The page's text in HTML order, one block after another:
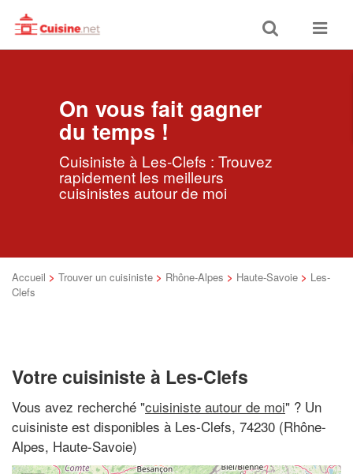
Toggle
search
Toggle
On vous fait gagner
du temps !
Cuisiniste à Les-Clefs : Trouvez
rapidement les meilleurs
cuisinistes autour de moi
Accueil > Trouver un cuisiniste > Rhône-Alpes > Haute-Savoie > Les-
Clefs
Votre cuisiniste à Les-Clefs
Vous avez recherché "cuisiniste autour de moi" ? Un
cuisiniste est disponibles à Les-Clefs, 74230 (Rhône-
Alpes, Haute-Savoie)